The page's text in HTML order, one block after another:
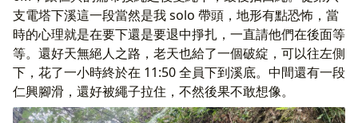
支電塔下溪這一段當然是我 solo 帶頭，地形有點恐怖，當
時的心理就是在要下還是要退中掙扎，一直請他們在後面等
等。還好天無絕人之路，老天也給了一個破綻，可以往左側
下，花了一小時終於在 11:50 全員下到溪底。中間還有一段
仁興腳滑，還好被繩子拉住，不然後果不敢想像。